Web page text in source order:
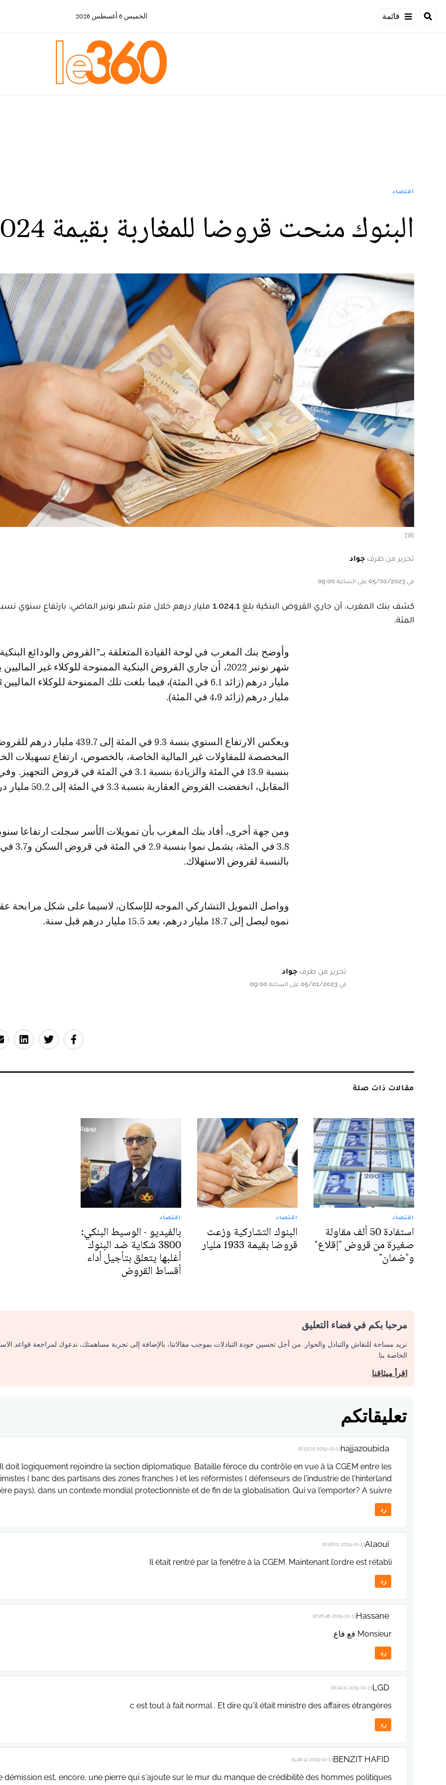
قائمة الخميس 6 أغسطس 2026
اقتصاد
البنوك منحت قروضا للمغاربة بقيمة 1.024 مليار درهم
DR
تحرير من طرف جواد
في 05/01/2023 على الساعة 09:00
المئة.
وأوضح بنك المغرب في لوحة القيادة المتعلقة بـ”القروض والودائع البنكية”، برسم
مليار درهم (زائد 4،9 في المئة).
ويعكس الارتفاع السنوي بنسة 9.3 في المئة إلى 439.7 مليار درهم
المخصصة للمقاولات غير المالية الخاصة، بالخصوص، ارتفاع تسهيلات
بنسبة 13.9 في المئة والزيادة بنسبة 3.1 في المئة في قروض التجهيز.
المقابل، انخفضت القروض العقارية بنسبة 3.3 في المئة إلى 50.2 مليار درهم.
ومن جهة أخرى، أفاد بنك المغرب بأن تمويلات الأسر سجلت ارتفاعا
3.8 في المئة، يشمل
بالنسبة لقروض الاستهلاك.
وواصل التمويل التشاركي الموجه للإسكان، لاسيما على شكل مرابحة
نموه ليصل إلى 18.7 مليار درهم، بعد 15.5 مليار درهم قبل سنة.
تحرير من طرف جواد
في 05/01/2023 على الساعة 09:00
مقالات ذات صلة
اقتصاد
استفادة 50 ألف مقاولة
صغيرة من قروض "إقلاع"
و"ضمان"
اقتصاد
البنوك التشاركية وزعت
قروضا بقيمة 1933 مليار
اقتصاد
بالفيديو - الوسيط البنكي:
3800 شكاية ضد البنوك
أغلبها يتعلق بتأجيل أداء
أقساط القروض
مرحبا بكم في فضاء التعليق
نريد مساحة للنقاش والتبادل والحوار. من أجل تحسين جودة التبادلات بموجب مقالاتنا، بالإضافة إلى تجربة مساهمتك، ندعوك لمراجعة قواعد
الخاصة بنا.
اقرأ ميثاقنا
تعليقاتكم
hajjazoubida
2019-10-13 16:53:03
Il doit logiquement rejoindre la section diplomatique. Bataille féroce du contrôle en vue à la CGEM entre les
( banc des partisans des zones franches ) et les réformistes ( défenseurs de l'industrie de l'hinterland
pays), dans un contexte mondial protectionniste et de fin de la globalisation. Qui va l'emporter? A suivre
رد
Alaoui
2019-10-13 16:28:01
Il était rentré par la fenêtre à la CGEM. Maintenant l’ordre est rétabli
رد
Hassane
2019-10-13 16:26:46
Monsieur فع فاع
رد
LGD
2019-10-13 16:24:11
c est tout à fait normal . Et dire qu'il était ministre des affaires étrangères
رد
BENZIT HAFID
2019-10-13 15:48:12
démission est, encore, une pierre qui s'ajoute sur le mur du manque de crédibilité des hommes politiques